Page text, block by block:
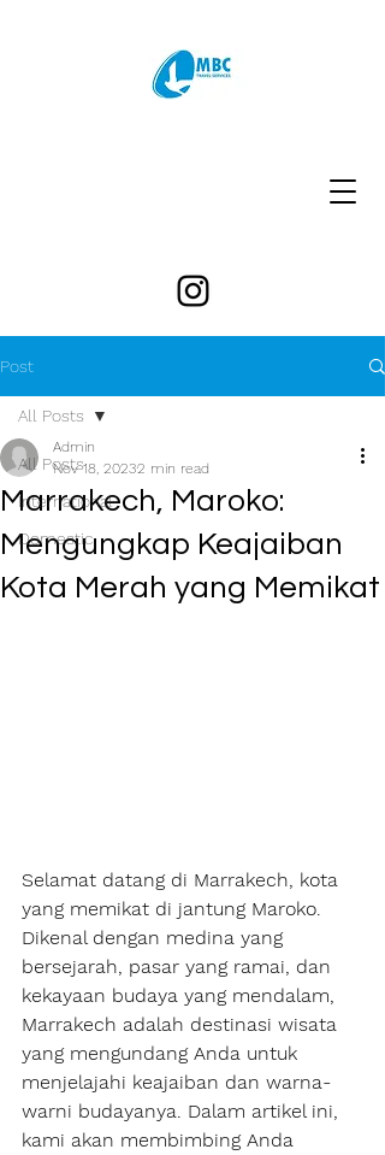
Post
All Posts
International
Domestic
All Posts
Marrakech, Maroko:
Mengungkap Keajaiban
Kota Merah yang Memikat
Admin
Nov 18, 20232 min read
Selamat datang di Marrakech, kota
yang memikat di jantung Maroko.
Dikenal dengan medina yang
bersejarah, pasar yang ramai, dan
kekayaan budaya yang mendalam,
Marrakech adalah destinasi wisata
yang mengundang Anda untuk
menjelajahi keajaiban dan warna-
warni budayanya. Dalam artikel ini,
kami akan membimbing Anda